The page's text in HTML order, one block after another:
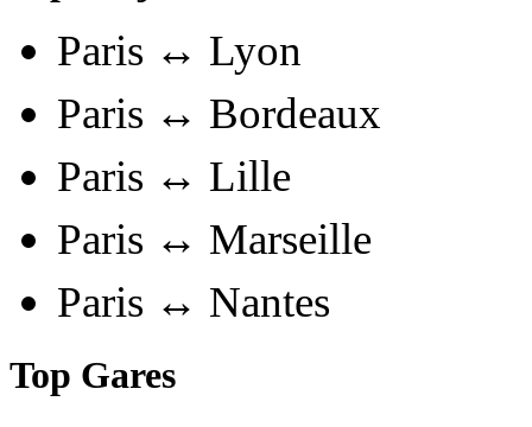
Paris ↔ Lyon
Paris ↔ Bordeaux
Paris ↔ Lille
Paris ↔ Marseille
Paris ↔ Nantes
Top Gares